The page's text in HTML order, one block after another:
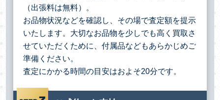
（出張料は無料）。
お品物状況などを確認し、その場で査定額を提示
いたします。大切なお品物を少しでも高く買取さ
せていただくために、付属品などもあらかじめご
準備ください。
査定にかかる時間の目安はおよそ20分です。